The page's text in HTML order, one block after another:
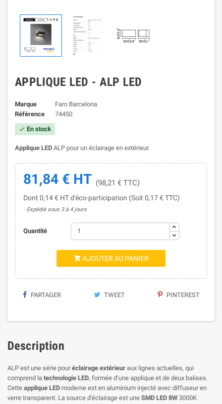
APPLIQUE LED - ALP LED
Marque
Faro Barcelona
Référence
74450
 En stock
Applique LED ALP pour un éclairage en extérieur.
81,84 € HT (98,21 € TTC)
Dont 0,14 € HT d'éco-participation (Soit 0,17 € TTC)
Expédié sous 3 à 4 jours
Quantité
 AJOUTER AU PANIER
PARTAGER TWEET PINTEREST
Description
ALP est une série pouréclairage extérieur aux lignes actuelles, qui
comprend la technologie LED, formée d’une applique et de deux balises.
Cette applique LED moderne est en aluminium injecté avec diffuseur en
verre transparent. La source d'éclairage est une SMD LED 8W 3000K